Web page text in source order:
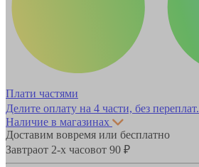
Плати частями
Делите оплату на 4 части, без переплат.
Наличие в магазинах
Доставим вовремя или бесплатно
Завтраот 2-х часовот 90 ₽